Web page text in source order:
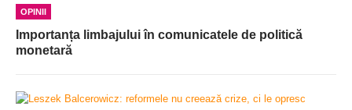
OPINII
Importanța limbajului în comunicatele de politică
monetară